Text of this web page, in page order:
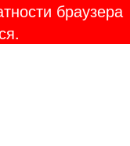
браузера